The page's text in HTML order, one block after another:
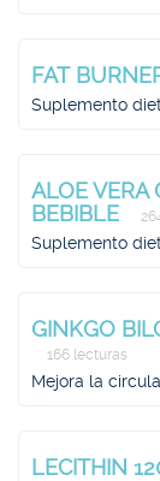
FAT
Suplemento
ALOE VERA
BEBIBLE
Suplemento
GINKGO
166 lecturas
Mejora la
LECITHIN